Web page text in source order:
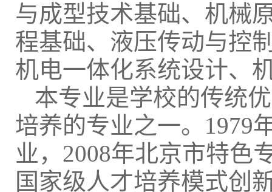
与成型技术基础、机械
程基础、液压传动与控
机电一体化系统设计、
本专业是学校的传统
培养的专业之一。1979
业，2008年北京市特色
国家级人才培养模式创